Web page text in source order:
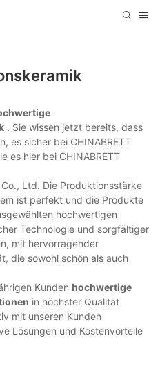
. Sie wissen jetzt bereits, dass
es sicher bei CHINABRETT
es hier bei CHINABRETT
Ltd. Die Produktionsstärke
ist perfekt und die Produkte
hochwertigen
Technologie und sorgfältiger
mit hervorragender
die sowohl schön als auch
Kunden hochwertige
in höchster Qualität
mit unseren Kunden
Lösungen und Kostenvorteile